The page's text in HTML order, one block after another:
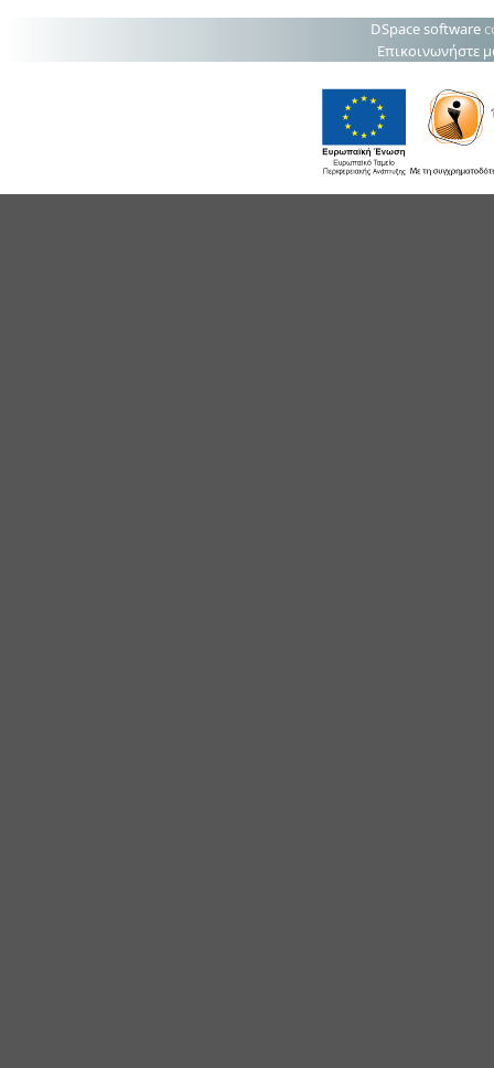
DSpace software
Επικοινωνήστε